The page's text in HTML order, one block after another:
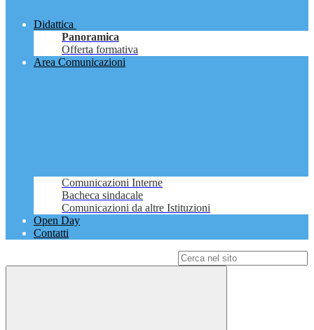
Didattica
Panoramica
Offerta formativa
Area Comunicazioni
Comunicazioni Interne
Bacheca sindacale
Comunicazioni da altre Istituzioni
Open Day
Contatti